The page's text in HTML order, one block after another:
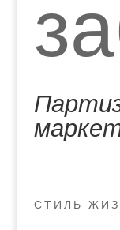
СТИЛЬ